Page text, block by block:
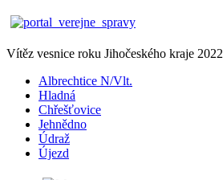
Vítěz vesnice roku Jihočeského kraje 2022
Albrechtice N/Vlt.
Hladná
Chřešťovice
Jehnědno
Údraž
Újezd